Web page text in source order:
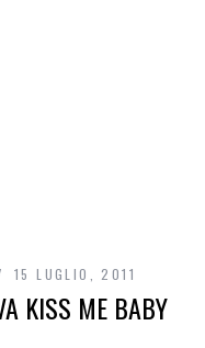
15 LUGLIO, 2011
KISS ME BABY